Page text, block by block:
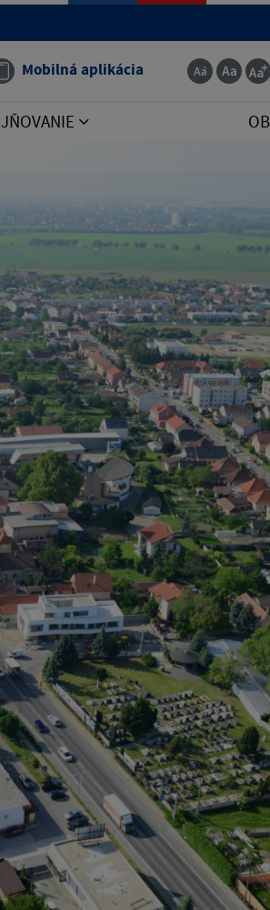
Mobilná aplikácia